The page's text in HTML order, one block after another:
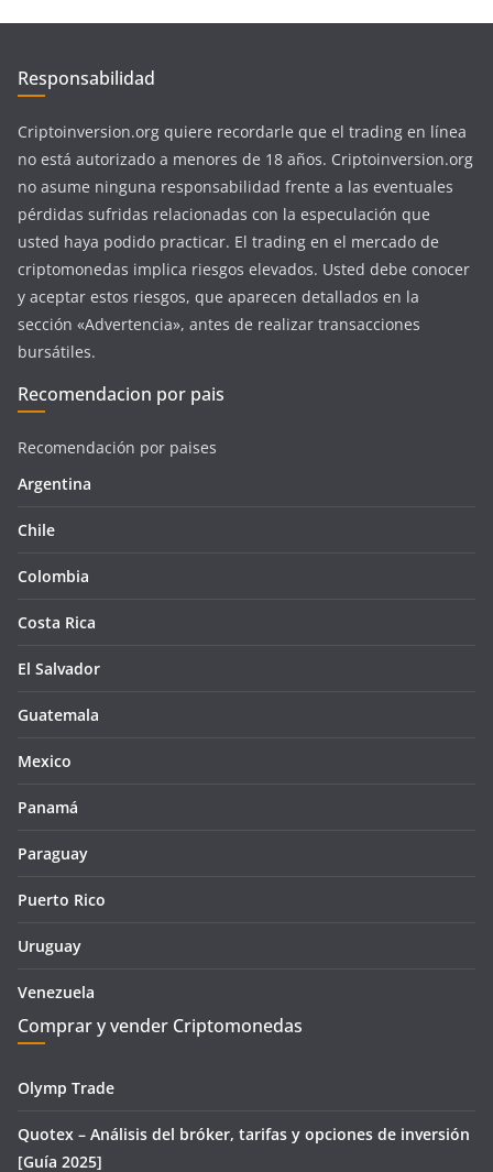
Responsabilidad
Criptoinversion.org quiere recordarle que el trading en línea
no está autorizado a menores de 18 años. Criptoinversion.org
no asume ninguna responsabilidad frente a las eventuales
pérdidas sufridas relacionadas con la especulación que
usted haya podido practicar. El trading en el mercado de
criptomonedas implica riesgos elevados. Usted debe conocer
y aceptar estos riesgos, que aparecen detallados en la
sección «Advertencia», antes de realizar transacciones
bursátiles.
Recomendacion por pais
Recomendación por paises
Argentina
Chile
Colombia
Costa Rica
El Salvador
Guatemala
Mexico
Panamá
Paraguay
Puerto Rico
Uruguay
Venezuela
Comprar y vender Criptomonedas
Olymp Trade
Quotex – Análisis del bróker, tarifas y opciones de inversión
[Guía 2025]